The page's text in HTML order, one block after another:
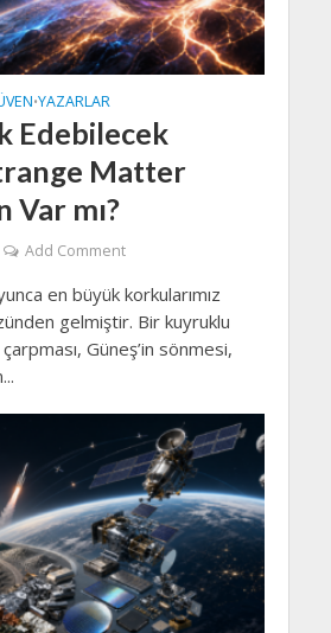
•YAZARLAR
Edebilecek
Matter
Var mı?
Add Comment
en büyük korkularımız
gelmiştir. Bir kuyruklu
çarpması, Güneş’in sönmesi,